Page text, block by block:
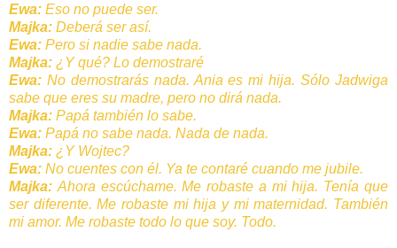
Ewa: Eso no puede ser.
Majka: Deberá ser así.
Ewa: Pero si nadie sabe nada.
Majka: ¿Y qué? Lo demostraré
Ewa: No demostrarás nada. Ania es mi hija. Sólo Jadwiga
sabe que eres su madre, pero no dirá nada.
Majka: Papá también lo sabe.
Ewa: Papá no sabe nada. Nada de nada.
Majka: ¿Y Wojtec?
Ewa: No cuentes con él. Ya te contaré cuando me jubile.
Majka: Ahora escúchame. Me robaste a mi hija. Tenía que
ser diferente. Me robaste mi hija y mi maternidad. También
mi amor. Me robaste todo lo que soy. Todo.